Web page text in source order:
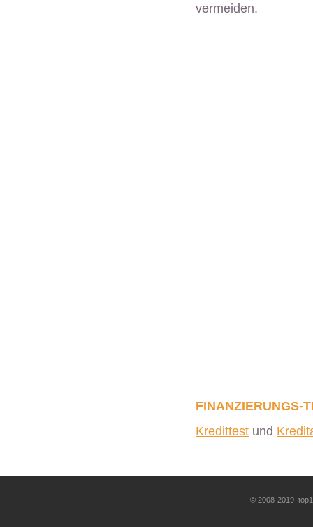
vermeiden.
FINANZIERUNGS-
Kredittest und
© 2008-2019